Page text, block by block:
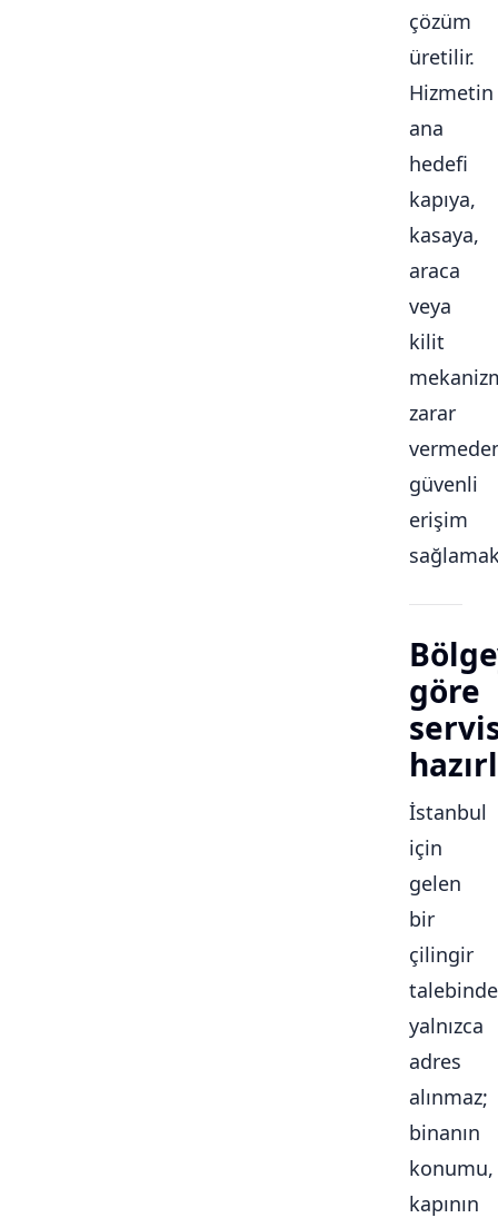
çözüm
üretilir.
Hizmetin
ana
hedefi
kapıya,
kasaya,
araca
veya
kilit
zarar
güvenli
erişim
göre
İstanbul
için
gelen
bir
çilingir
talebinde
yalnızca
adres
alınmaz;
binanın
konumu,
kapının